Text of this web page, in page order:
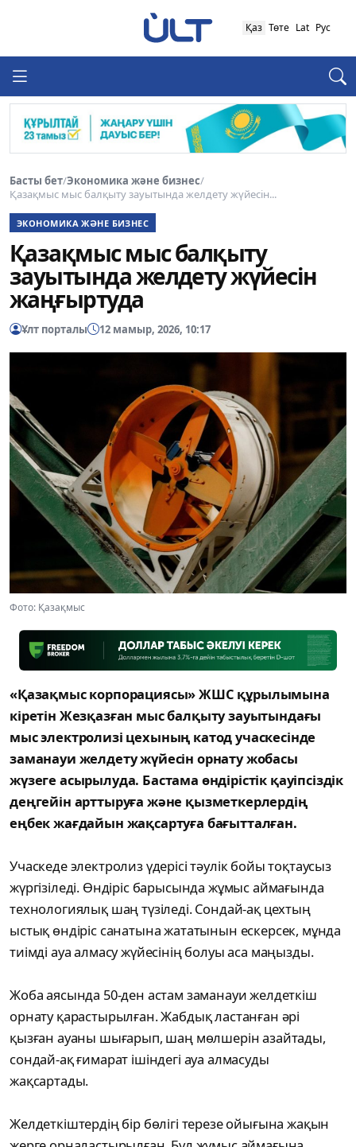
Қаз Төте Lat Рус
Басты бет/Экономика және бизнес/
Қазақмыс мыс балқыту зауытында желдету жүйесін...
ЭКОНОМИКА ЖӘНЕ БИЗНЕС
Қазақмыс мыс балқыту
зауытында желдету жүйесін
жаңғыртуда
Ұлт порталы 12 мамыр, 2026, 10:17
Фото: Қазақмыс
«Қазақмыс корпорациясы» ЖШС құрылымына
кіретін Жезқазған мыс балқыту зауытындағы
мыс электролизі цехының катод учаскесінде
заманауи желдету жүйесін орнату жобасы
жүзеге асырылуда. Бастама өндірістік қауіпсіздік
деңгейін арттыруға және қызметкерлердің
еңбек жағдайын жақсартуға бағытталған.
Учаскеде электролиз үдерісі тәулік бойы тоқтаусыз
жүргізіледі. Өндіріс барысында жұмыс аймағында
технологиялық шаң түзіледі. Сондай-ақ цехтың
ыстық өндіріс санатына жататынын ескерсек, мұнда
тиімді ауа алмасу жүйесінің болуы аса маңызды.
Жоба аясында 50-ден астам заманауи желдеткіш
орнату қарастырылған. Жабдық ластанған әрі
қызған ауаны шығарып, шаң мөлшерін азайтады,
сондай-ақ ғимарат ішіндегі ауа алмасуды
жақсартады.
Желдеткіштердің бір бөлігі терезе ойығына жақын